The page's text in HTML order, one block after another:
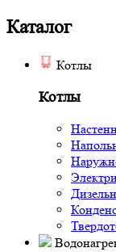
Каталог
Котлы
Котлы